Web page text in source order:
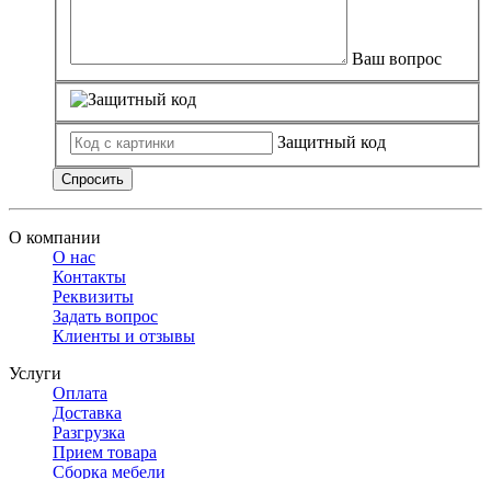
Ваш вопрос
Защитный код
Спросить
О компании
О нас
Контакты
Реквизиты
Задать вопрос
Клиенты и отзывы
Услуги
Оплата
Доставка
Разгрузка
Прием товара
Сборка мебели